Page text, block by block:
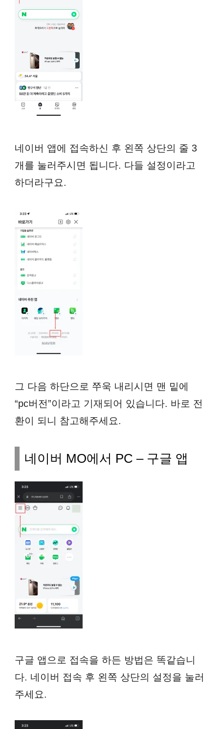
네이버 앱에 접속하신 후 왼쪽 상단의 줄 3
개를 눌러주시면 됩니다. 다들 설정이라고
하더라구요.
그 다음 하단으로 쭈욱 내리시면 맨 밑에
“pc버전”이라고 기재되어 있습니다. 바로 전
환이 되니 참고해주세요.
네이버 MO에서 PC – 구글 앱
구글 앱으로 접속을 하든 방법은 똑같습니
다. 네이버 접속 후 왼쪽 상단의 설정을 눌러
주세요.